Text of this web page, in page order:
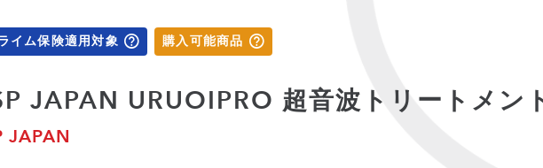
イム保険適用対象 購入可能商品
JAPAN URUOIPRO 超音波トリートメン
JAPAN